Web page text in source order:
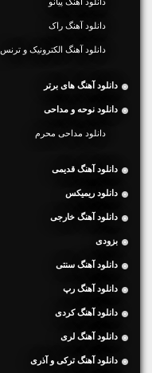
دانلود آهنگ راک
دانلود آهنگ الکترونیک و ترنس
دانلود آهنگ های برتر
دانلود نوحه و مداحی
دانلود مداحی محرم
دانلود آهنگ قدیمی
دانلود ریمیکس
دانلود آهنگ خارجی
بزودی
دانلود آهنگ سنتی
دانلود آهنگ رپ
دانلود آهنگ کردی
دانلود آهنگ لری
دانلود آهنگ ترکی و آذری